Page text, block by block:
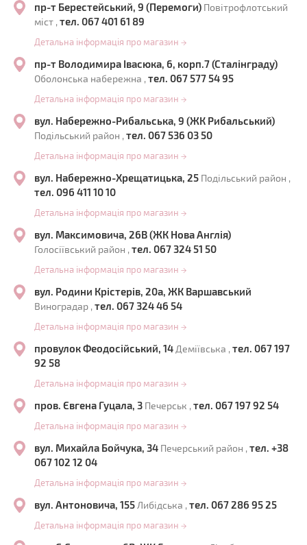
пр-т Берестейський, 9 (Перемоги) Повітрофлотський
міст , тел. 067 401 61 89
Детальна інформація про магазин →
пр-т Володимира Івасюка, 6, корп.7 (Сталінграду)
Оболонська набережна , тел. 067 577 54 95
Детальна інформація про магазин →
вул. Набережно-Рибальська, 9 (ЖК Рибальський)
Подільський район , тел. 067 536 03 50
Детальна інформація про магазин →
вул. Набережно-Хрещатицька, 25 Подільський район ,
тел. 096 411 10 10
Детальна інформація про магазин →
вул. Максимовича, 26В (ЖК Нова Англія)
Голосіївський район , тел. 067 324 51 50
Детальна інформація про магазин →
вул. Родини Крістерів, 20а, ЖК Варшавський
Виноградар , тел. 067 324 46 54
Детальна інформація про магазин →
провулок Феодосійський, 14 Деміївська , тел. 067 197
92 58
Детальна інформація про магазин →
пров. Євгена Гуцала, 3 Печерськ , тел. 067 197 92 54
Детальна інформація про магазин →
вул. Михайла Бойчука, 34 Печерський район , тел. +38
067 102 12 04
Детальна інформація про магазин →
вул. Антоновича, 155Либідська , тел. 067 286 95 25
Детальна інформація про магазин →